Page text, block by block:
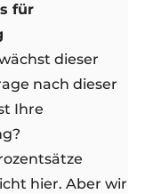
für
dieser
nach dieser
Ihre
hier. Aber wir